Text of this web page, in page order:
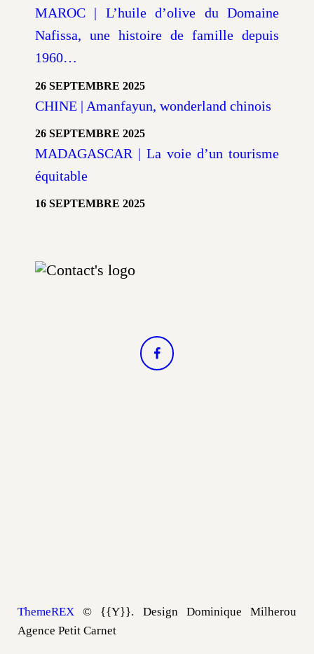
MAROC | L’huile d’olive du Domaine
Nafissa, une histoire de famille depuis
1960…
26 SEPTEMBRE 2025
CHINE | Amanfayun, wonderland chinois
26 SEPTEMBRE 2025
MADAGASCAR | La voie d’un tourisme
équitable
16 SEPTEMBRE 2025
ThemeREX © {{Y}}. Design Dominique Milherou
Agence Petit Carnet